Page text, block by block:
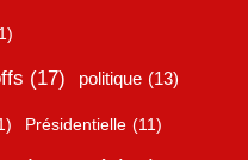
(17) politique (13)
Présidentielle (11)